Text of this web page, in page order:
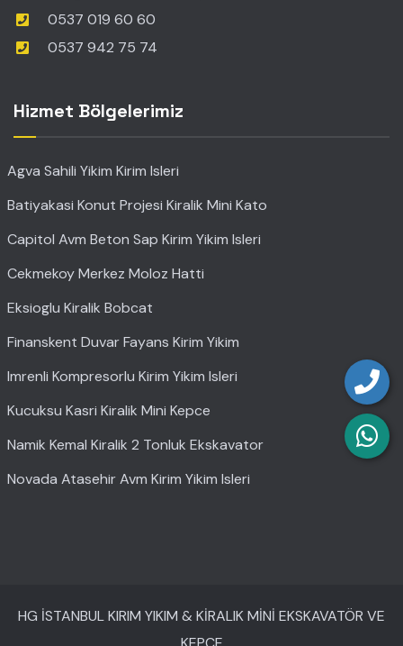
0537 019 60 60
0537 942 75 74
Hizmet Bölgelerimiz
Agva Sahili Yikim Kirim Isleri
Batiyakasi Konut Projesi Kiralik Mini Kato
Capitol Avm Beton Sap Kirim Yikim Isleri
Cekmekoy Merkez Moloz Hatti
Eksioglu Kiralik Bobcat
Finanskent Duvar Fayans Kirim Yikim
Imrenli Kompresorlu Kirim Yikim Isleri
Kucuksu Kasri Kiralik Mini Kepce
Namik Kemal Kiralik 2 Tonluk Ekskavator
Novada Atasehir Avm Kirim Yikim Isleri
HG İSTANBUL KIRIM YIKIM & KİRALIK MİNİ EKSKAVATÖR VE